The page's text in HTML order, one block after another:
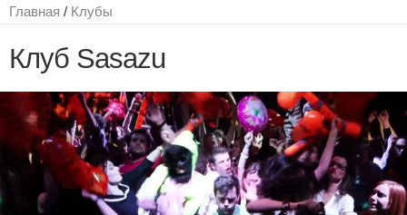
Главная / Клубы
Клуб Sasazu